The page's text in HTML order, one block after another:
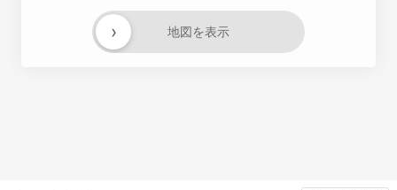
地図を表示
›